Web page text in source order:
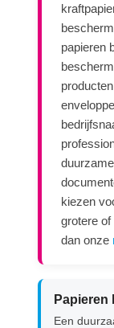
papieren
kiezen
grotere
dan onze
Papieren
Een